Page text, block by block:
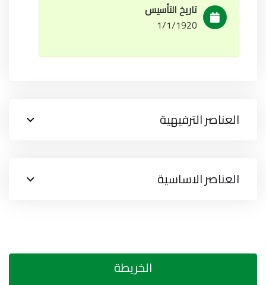
تاريخ التأسيس
1/1/1920
العناصر الترفيهية
العناصر الاساسية
الخريطة